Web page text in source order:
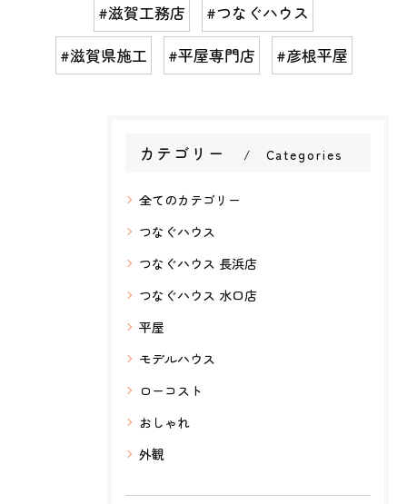
#滋賀工務店
#つなぐハウス
#滋賀県施工
#平屋専門店 #彦根平屋
カテゴリー Categories
全てのカテゴリー
つなぐハウス
つなぐハウス 長浜店
つなぐハウス 水口店
平屋
モデルハウス
ローコスト
おしゃれ
外観